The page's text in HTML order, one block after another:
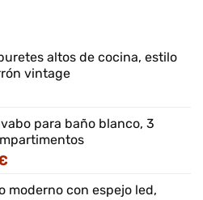
altos de cocina, estilo
vintage
para baño blanco, 3
El
actual
moderno con espejo led,